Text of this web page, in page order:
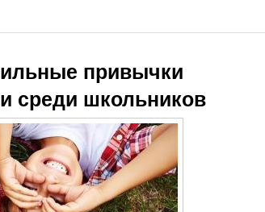
привычки
среди школьников